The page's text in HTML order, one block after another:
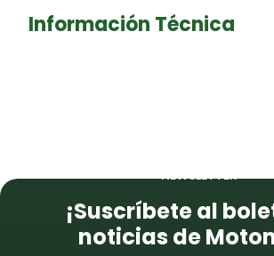
Información Técnica
NEWSLETTER
¡Suscríbete al
noticias de